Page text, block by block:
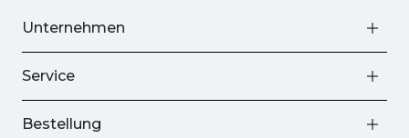
Unternehmen
Service
Bestellung